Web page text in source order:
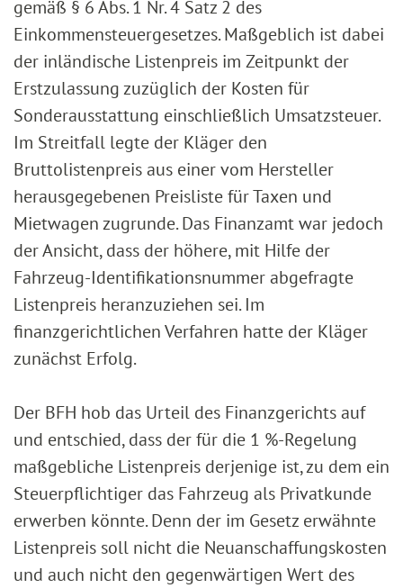
gemäß § 6 Abs. 1 Nr. 4 Satz 2 des
Einkommensteuergesetzes. Maßgeblich ist dabei
der inländische Listenpreis im Zeitpunkt der
Erstzulassung zuzüglich der Kosten für
Sonderausstattung einschließlich Umsatzsteuer.
Im Streitfall legte der Kläger den
Bruttolistenpreis aus einer vom Hersteller
herausgegebenen Preisliste für Taxen und
Mietwagen zugrunde. Das Finanzamt war jedoch
der Ansicht, dass der höhere, mit Hilfe der
Fahrzeug-Identifikationsnummer abgefragte
Listenpreis heranzuziehen sei. Im
finanzgerichtlichen Verfahren hatte der Kläger
zunächst Erfolg.
Der BFH hob das Urteil des Finanzgerichts auf
und entschied, dass der für die 1 %-Regelung
maßgebliche Listenpreis derjenige ist, zu dem ein
Steuerpflichtiger das Fahrzeug als Privatkunde
erwerben könnte. Denn der im Gesetz erwähnte
Listenpreis soll nicht die Neuanschaffungskosten
und auch nicht den gegenwärtigen Wert des